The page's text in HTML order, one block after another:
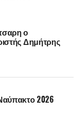
ο
Δημήτρης
2026